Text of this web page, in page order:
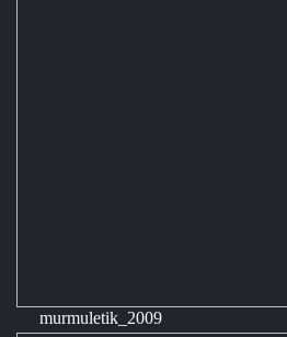
murmuletik_2009